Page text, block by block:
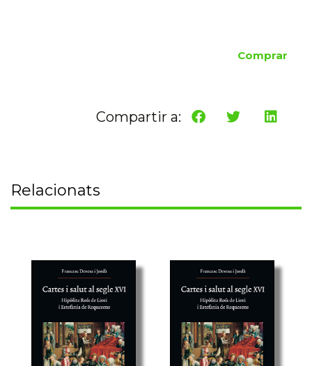
Comprar
Compartir a:
Relacionats